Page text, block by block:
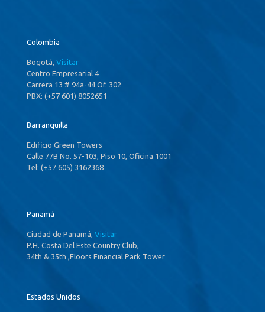
Colombia
Bogotá, Visitar
Centro Empresarial 4
Carrera 13 # 94a-44 Of. 302
PBX: (+57 601) 8052651
Barranquilla
Edificio Green Towers
Calle 77B No. 57-103, Piso 10, Oficina 1001
Tel: (+57 605) 3162368
Panamá
Ciudad de Panamá, Visitar
P.H. Costa Del Este Country Club,
34th & 35th ,Floors Financial Park Tower
Estados Unidos